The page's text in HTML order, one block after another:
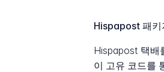
Hispapost 패키
Hispapost 택배
이 고유 코드를